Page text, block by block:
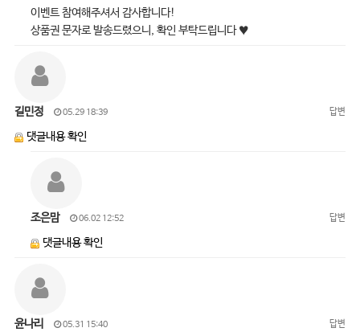
이벤트 참여해주셔서 감사합니다!
상품권 문자로 발송드렸으니, 확인 부탁드립니다 ♥
길민정 05.29 18:39 답변
댓글내용 확인
조은맘 06.02 12:52 답변
댓글내용 확인
윤나리 05.31 15:40 답변